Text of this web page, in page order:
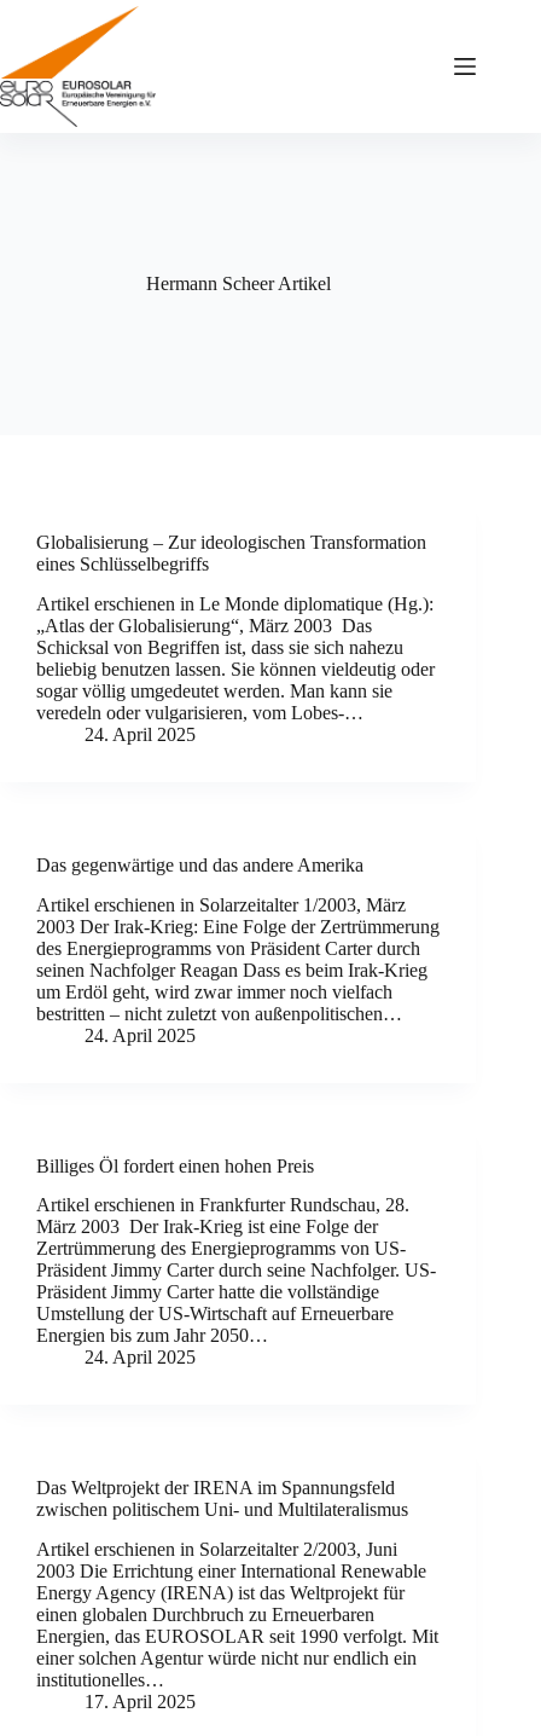
springen
Hermann Scheer Artikel
Globalisierung – Zur ideologischen Transformation
eines Schlüsselbegriffs
Artikel erschienen in Le Monde diplomatique (Hg.):
„Atlas der Globalisierung“, März 2003 Das
Schicksal von Begriffen ist, dass sie sich nahezu
beliebig benutzen lassen. Sie können vieldeutig oder
sogar völlig umgedeutet werden. Man kann sie
veredeln oder vulgarisieren, vom Lobes-…
24. April 2025
Das gegenwärtige und das andere Amerika
Artikel erschienen in Solarzeitalter 1/2003, März
2003 Der Irak-Krieg: Eine Folge der Zertrümmerung
des Energieprogramms von Präsident Carter durch
seinen Nachfolger Reagan Dass es beim Irak-Krieg
um Erdöl geht, wird zwar immer noch vielfach
bestritten – nicht zuletzt von außenpolitischen…
24. April 2025
Billiges Öl fordert einen hohen Preis
Artikel erschienen in Frankfurter Rundschau, 28.
März 2003 Der Irak-Krieg ist eine Folge der
Zertrümmerung des Energieprogramms von US-
Präsident Jimmy Carter durch seine Nachfolger. US-
Präsident Jimmy Carter hatte die vollständige
Umstellung der US-Wirtschaft auf Erneuerbare
Energien bis zum Jahr 2050…
24. April 2025
Das Weltprojekt der IRENA im Spannungsfeld
zwischen politischem Uni- und Multilateralismus
Artikel erschienen in Solarzeitalter 2/2003, Juni
2003 Die Errichtung einer International Renewable
Energy Agency (IRENA) ist das Weltprojekt für
einen globalen Durchbruch zu Erneuerbaren
Energien, das EUROSOLAR seit 1990 verfolgt. Mit
einer solchen Agentur würde nicht nur endlich ein
institutionelles…
17. April 2025